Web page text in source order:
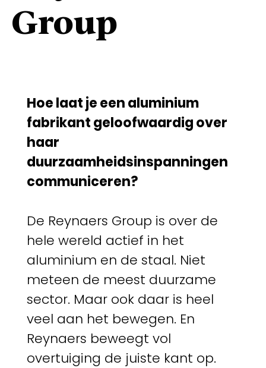
Group
Hoe laat je een aluminium
fabrikant geloofwaardig over
haar
duurzaamheidsinspanningen
communiceren?
De Reynaers Group is over de
hele wereld actief in het
aluminium en de staal. Niet
meteen de meest duurzame
sector. Maar ook daar is heel
veel aan het bewegen. En
Reynaers beweegt vol
overtuiging de juiste kant op.